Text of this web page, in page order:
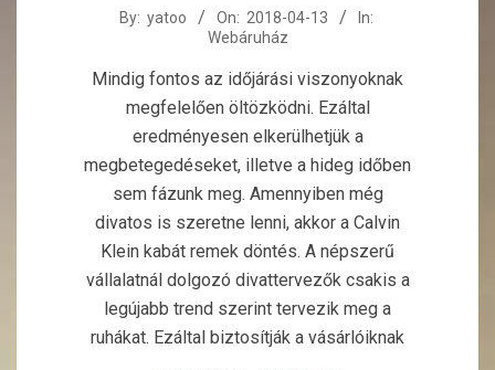
2018-
13
By: yatoo On: 2018-04-13
In:
Webáruház
Mindig fontos az időjárási viszonyoknak
megfelelően öltözködni. Ezáltal
eredményesen elkerülhetjük a
megbetegedéseket, illetve a hideg időben
sem fázunk meg. Amennyiben még
divatos is szeretne lenni, akkor a Calvin
Klein kabát remek döntés. A népszerű
vállalatnál dolgozó divattervezők csakis a
legújabb trend szerint tervezik meg a
ruhákat. Ezáltal biztosítják a vásárlóiknak